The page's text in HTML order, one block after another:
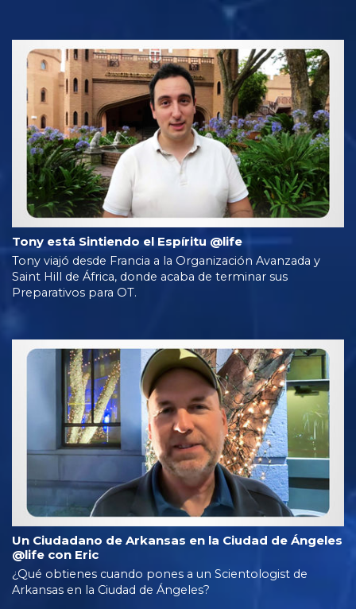
Tony está Sintiendo el Espíritu @life
Tony viajó desde Francia a la Organización Avanzada y
Saint Hill de África, donde acaba de terminar sus
Preparativos para OT.
Un Ciudadano de Arkansas en la Ciudad de Ángeles
@life con Eric
¿Qué obtienes cuando pones a un Scientologist de
Arkansas en la Ciudad de Ángeles?